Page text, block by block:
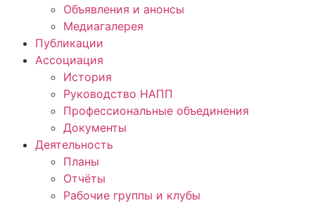
Объявления и анонсы
Медиагалерея
Публикации
Ассоциация
История
Руководство НАПП
Профессиональные объединения
Документы
Деятельность
Планы
Отчёты
Рабочие группы и клубы